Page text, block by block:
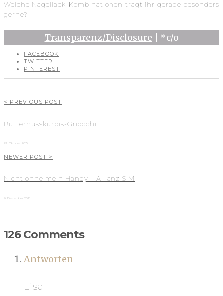
Welche Nagellack-Kombinationen tragt ihr gerade besonders
gerne?
Transparenz/Disclosure | *c/o
FACEBOOK
TWITTER
PINTEREST
< PREVIOUS POST
Butternusskürbis-Gnocchi
29. Oktober 2015
NEWER POST >
Nicht ohne mein Handy – Allianz SIM
9. Dezember 2015
126 Comments
Antworten
Lisa